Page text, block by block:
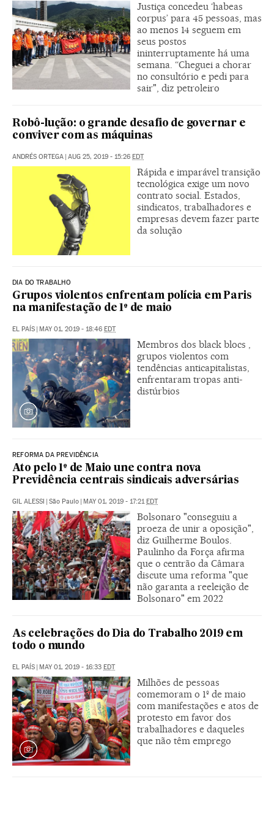
Justiça concedeu ‘habeas
corpus’ para 45 pessoas, mas
ao menos 14 seguem em
seus postos
ininterruptamente há uma
semana. “Cheguei a chorar
no consultório e pedi para
sair", diz petroleiro
Robô-lução: o grande desafio de governar e
conviver com as máquinas
ANDRÉS ORTEGA AUG 25, 2019 - 15:26 EDT
Rápida e imparável transição
tecnológica exige um novo
contrato social. Estados,
sindicatos, trabalhadores e
empresas devem fazer parte
da solução
DIA DO TRABALHO
Grupos violentos enfrentam polícia em Paris
na manifestação de 1º de maio
EL PAÍS MAY 01, 2019 - 18:46 EDT
Membros dos black blocs ,
grupos violentos com
tendências anticapitalistas,
enfrentaram tropas anti-
distúrbios
REFORMA DA PREVIDÊNCIA
Ato pelo 1º de Maio une contra nova
Previdência centrais sindicais adversárias
GIL ALESSI | São Paulo | MAY 01, 2019 - 17:21EDT
Bolsonaro "conseguiu a
proeza de unir a oposição",
diz Guilherme Boulos.
Paulinho da Força afirma
que o centrão da Câmara
discute uma reforma "que
não garanta a reeleição de
Bolsonaro" em 2022
As celebrações do Dia do Trabalho 2019 em
todo o mundo
EL PAÍS | MAY 01, 2019 - 16:33 EDT
Milhões de pessoas
comemoram o 1º de maio
com manifestações e atos de
protesto em favor dos
trabalhadores e daqueles
que não têm emprego